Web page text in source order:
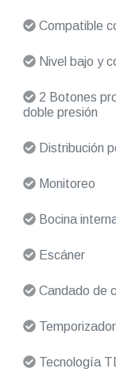
Compatible
Nivel bajo y
2 Botones
doble presión
Distribución
Monitoreo
Bocina
Escáner
Candado de
Tecnología